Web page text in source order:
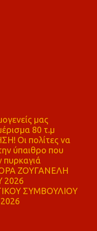
μας
80 τ.μ
Οι πολίτες να
ύπαιθρο που
πυρκαγιά
ΖΟΥΓΑΝΕΛΗ
2026
ΣΥΜΒΟΥΛΙΟΥ